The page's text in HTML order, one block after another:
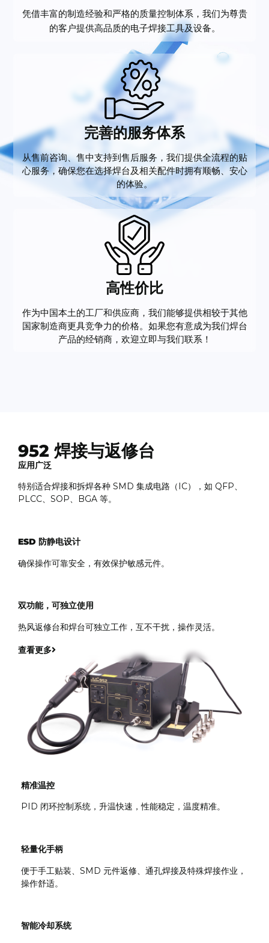
凭借丰富的制造经验和严格的质量控制体系，我们为尊贵
的客户提供高品质的电子焊接工具及设备。
完善的服务体系
从售前咨询、售中支持到售后服务，我们提供全流程的贴
心服务，确保您在选择焊台及相关配件时拥有顺畅、安心
的体验。
高性价比
作为中国本土的工厂和供应商，我们能够提供相较于其他
国家制造商更具竞争力的价格。如果您有意成为我们焊台
产品的经销商，欢迎立即与我们联系！
952 焊接与返修台
应用广泛
特别适合焊接和拆焊各种 SMD 集成电路（IC），如 QFP、
PLCC、SOP、BGA 等。
ESD 防静电设计
确保操作可靠安全，有效保护敏感元件。
双功能，可独立使用
热风返修台和焊台可独立工作，互不干扰，操作灵活。
查看更多
精准温控
PID 闭环控制系统，升温快速，性能稳定，温度精准。
轻量化手柄
便于手工贴装、SMD 元件返修、通孔焊接及特殊焊接作业，
操作舒适。
智能冷却系统